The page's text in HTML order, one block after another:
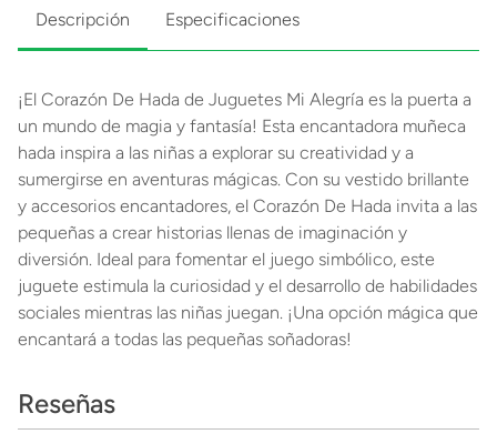
Descripción Especificaciones
¡El Corazón De Hada de Juguetes Mi Alegría es la puerta a
un mundo de magia y fantasía! Esta encantadora muñeca
hada inspira a las niñas a explorar su creatividad y a
sumergirse en aventuras mágicas. Con su vestido brillante
y accesorios encantadores, el Corazón De Hada invita a las
pequeñas a crear historias llenas de imaginación y
diversión. Ideal para fomentar el juego simbólico, este
juguete estimula la curiosidad y el desarrollo de habilidades
sociales mientras las niñas juegan. ¡Una opción mágica que
encantará a todas las pequeñas soñadoras!
Reseñas